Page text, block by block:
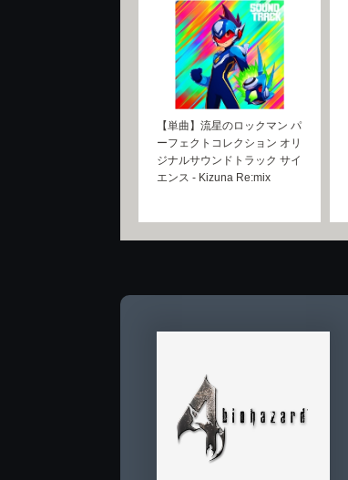
【単曲】流星のロックマン パ
ーフェクトコレクション オリ
ジナルサウンドトラック サイ
エンス - Kizuna Re:mix